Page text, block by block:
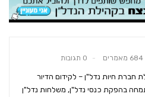
684 מאמרים 0 תגובות
חברת חיות נדל"ן – לקידום הדיור
בהפקת כנסי נדל"ן, משלחות נדל"ן